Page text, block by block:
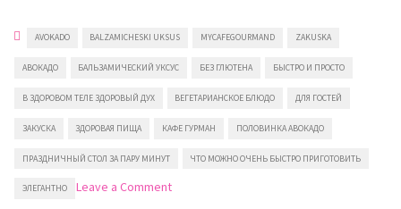
AVOKADO BALZAMICHESKI UKSUS MYCAFEGOURMAND ZAKUSKA
АВОКАДО БАЛЬЗАМИЧЕСКИЙ УКСУС БЕЗ ГЛЮТЕНА БЫСТРО И ПРОСТО
В ЗДОРОВОМ ТЕЛЕ ЗДОРОВЫЙ ДУХ ВЕГЕТАРИАНСКОЕ БЛЮДО ДЛЯ ГОСТЕЙ
ЗАКУСКА ЗДОРОВАЯ ПИЩА КАФЕ ГУРМАН ПОЛОВИНКА АВОКАДО
ПРАЗДНИЧНЫЙ СТОЛ ЗА ПАРУ МИНУТ ЧТО МОЖНО ОЧЕНЬ БЫСТРО ПРИГОТОВИТЬ
ЭЛЕГАНТНО Leave a Commenton